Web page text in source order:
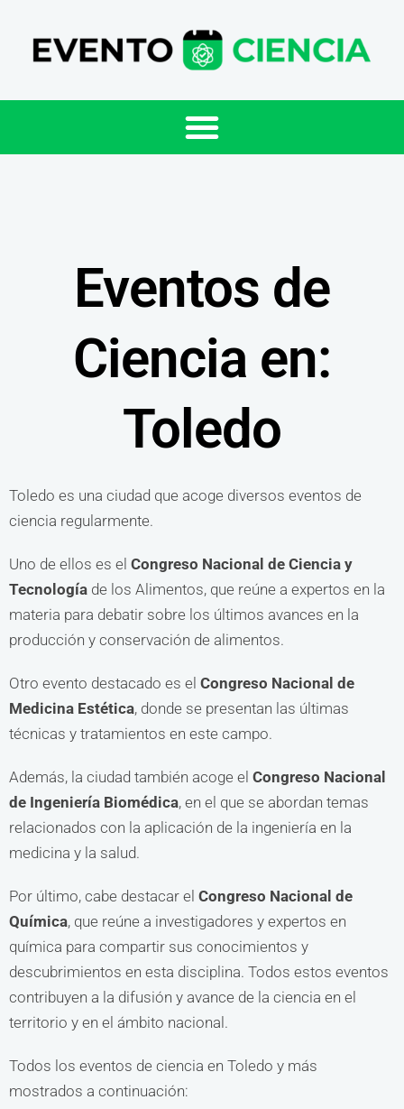
Eventos de
Ciencia en:
Toledo
Toledo es una ciudad que acoge diversos eventos de
ciencia regularmente.
Uno de ellos es el Congreso Nacional de Ciencia y
Tecnología de los Alimentos, que reúne a expertos en la
materia para debatir sobre los últimos avances en la
producción y conservación de alimentos.
Otro evento destacado es el Congreso Nacional de
Medicina Estética, donde se presentan las últimas
técnicas y tratamientos en este campo.
Además, la ciudad también acoge el Congreso Nacional
de Ingeniería Biomédica, en el que se abordan temas
relacionados con la aplicación de la ingeniería en la
medicina y la salud.
Por último, cabe destacar el Congreso Nacional de
Química, que reúne a investigadores y expertos en
química para compartir sus conocimientos y
descubrimientos en esta disciplina. Todos estos eventos
contribuyen a la difusión y avance de la ciencia en el
territorio y en el ámbito nacional.
Todos los eventos de ciencia en Toledo y más
mostrados a continuación: